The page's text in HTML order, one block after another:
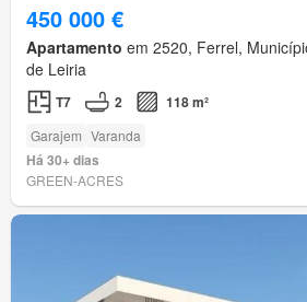
450 000 €
Apartamento em 2520, Ferrel,
de Leiria
T7 2 118 m²
Garajem Varanda
Há 30+ dias
GREEN-ACRES